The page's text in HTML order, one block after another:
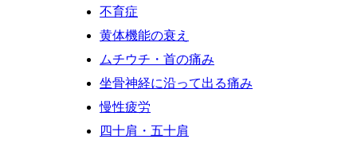
不育症
黄体機能の衰え
ムチウチ・首の痛み
坐骨神経に沿って出る痛み
慢性疲労
四十肩・五十肩